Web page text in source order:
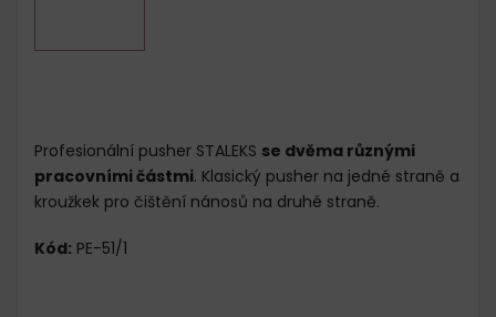
Profesionální pusher STALEKS se dvěma různými
pracovními částmi. Klasický pusher na jedné straně a
kroužkek pro čištění nánosů na druhé straně.
Kód: PE-51/1